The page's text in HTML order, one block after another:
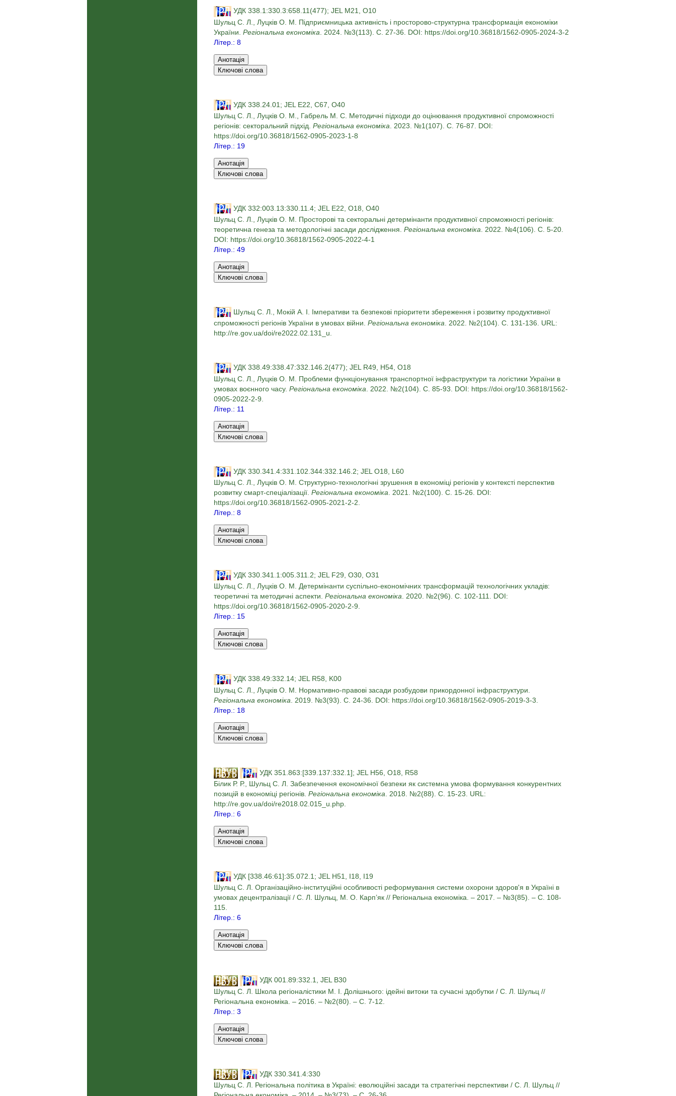
УДК 338.1:330.3:658.11(477); JEL М21, О10
Шульц С. Л., Луцків О. М. Підприємницька активність і просторово-структурна трансформація економіки
України. Регіональна економіка . 2024. №3(113). С. 27-36. DOI: https://doi.org/10.36818/1562-0905-2024-3-2
Літер.: 8
УДК 338.24.01; JEL E22, C67, O40
Шульц С. Л., Луцків О. М., Габрель М. С. Методичні підходи до оцінювання продуктивної спроможності
регіонів: секторальний підхід. Регіональна економіка . 2023. №1(107). С. 76-87. DOI:
https://doi.org/10.36818/1562-0905-2023-1-8
Літер.: 19
УДК 332:003.13:330.11.4; JEL E22, O18, O40
Шульц С. Л., Луцків О. М. Просторові та секторальні детермінанти продуктивної спроможності регіонів:
теоретична генеза та методологічні засади дослідження. Регіональна економіка . 2022. №4(106). С. 5-20.
DOI: https://doi.org/10.36818/1562-0905-2022-4-1
Літер.: 49
Шульц С. Л., Мокій А. І. Імперативи та безпекові пріоритети збереження і розвитку продуктивної
спроможності регіонів України в умовах війни. Регіональна економіка. 2022. №2(104). С. 131-136. URL:
http://re.gov.ua/doi/re2022.02.131_u.
УДК 338.49:338.47:332.146.2(477); JEL R49, H54, O18
Шульц С. Л., Луцків О. М. Проблеми функціонування транспортної інфраструктури та логістики України в
умовах воєнного часу. Регіональна економіка . 2022. №2(104). С. 85-93. DOI: https://doi.org/10.36818/1562-
0905-2022-2-9.
Літер.: 11
УДК 330.341.4:331.102.344:332.146.2; JEL O18, L60
Шульц С. Л., Луцків О. М. Структурно-технологічні зрушення в економіці регіонів у контексті перспектив
розвитку смарт-спеціалізації. Регіональна економіка . 2021. №2(100). С. 15-26. DOI:
https://doi.org/10.36818/1562-0905-2021-2-2.
Літер.: 8
УДК 330.341.1:005.311.2; JEL F29, O30, O31
Шульц С. Л., Луцків О. М. Детермінанти суспільно-економічних трансформацій технологічних укладів:
теоретичні та методичні аспекти. Регіональна економіка. 2020. №2(96). С. 102-111. DOI:
https://doi.org/10.36818/1562-0905-2020-2-9.
Літер.: 15
УДК 338.49:332.14; JEL R58, K00
Шульц С. Л., Луцків О. М. Нормативно-правові засади розбудови прикордонної інфраструктури.
Регіональна економіка . 2019. №3(93). С. 24-36. DOI: https://doi.org/10.36818/1562-0905-2019-3-3.
Літер.: 18
УДК 351.863:[339.137:332.1]; JEL H56, O18, R58
Білик Р. Р., Шульц С. Л. Забезпечення економічної безпеки як системна умова формування конкурентних
позицій в економіці регіонів. Регіональна економіка . 2018. №2(88). С. 15-23. URL:
http://re.gov.ua/doi/re2018.02.015_u.php.
Літер.: 6
УДК [338.46:61]:35.072.1; JEL H51, I18, I19
Шульц С. Л. Організаційно-інституційні особливості реформування системи охорони здоров'я в Україні в
умовах децентралізації / С. Л. Шульц, М. О. Карп’як // Регіональна економіка. – 2017. – №3(85). – С. 108-
115.
Літер.: 6
УДК 001.89:332.1, JEL B30
Шульц С. Л. Школа регіоналістики М. І. Долішнього: ідейні витоки та сучасні здобутки / С. Л. Шульц //
Регіональна економіка. – 2016. – №2(80). – С. 7-12.
Літер.: 3
УДК 330.341.4:330
Шульц С. Л. Регіональна політика в Україні: еволюційні засади та стратегічні перспективи / С. Л. Шульц //